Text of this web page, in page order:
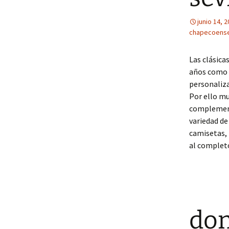
junio 14,
Las
años
Por ello
variedad
camisetas,
al